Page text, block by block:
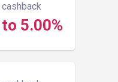
cashback
5.00%